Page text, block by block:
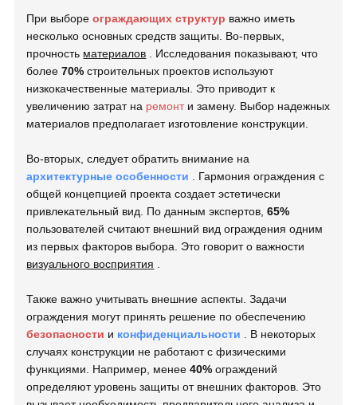
При выбореограждающих структур важно иметь
несколько основных средств защиты. Во-первых,
прочность материалов . Исследования показывают, что
более70% строительных проектов используют
низкокачественные материалы. Это приводит к
увеличению затрат на ремонти замену. Выбор надежных
материалов предполагает изготовление конструкции.
Во-вторых, следует обратить внимание на
архитектурные особенности . Гармония ограждения с
общей концепцией проекта создает эстетически
привлекательный вид. По данным экспертов,65%
пользователей считают внешний вид ограждения одним
из первых факторов выбора. Это говорит о важности
визуального восприятия
Также важно учитывать внешние аспекты. Задачи
ограждения могут принять решение по обеспечению
безопасности и конфиденциальности . В некоторых
случаях конструкции не работают с физическими
функциями. Например, менее40% ограждений
определяют уровень защиты от внешних факторов. Это